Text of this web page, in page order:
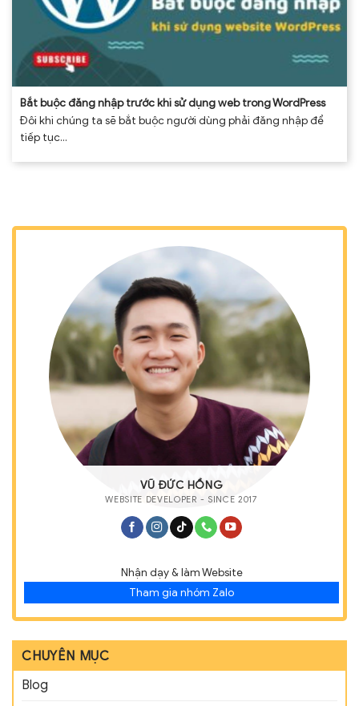
Bắt buộc đăng nhập trước khi sử dụng web trong WordPress
Đôi khi chúng ta sẽ bắt buộc người dùng phải đăng nhập để
tiếp tục...
VŨ ĐỨC HỒNG
WEBSITE DEVELOPER - SINCE 2017
Nhận dạy & làm Website
Tham gia nhóm Zalo
CHUYÊN MỤC
Blog